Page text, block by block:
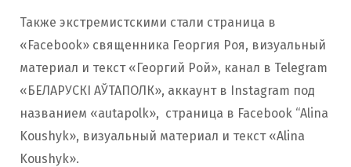
Также экстремистскими стали страница в
«Facebook» священника Георгия Роя, визуальный
материал и текст «Георгий Рой», канал в Telegram
«БЕЛАРУСКІ АЎТАПОЛК», аккаунт в Instagram под
названием «autapolk», страница в Facebook “Alina
Koushyk», визуальный материал и текст «Alina
Koushyk».